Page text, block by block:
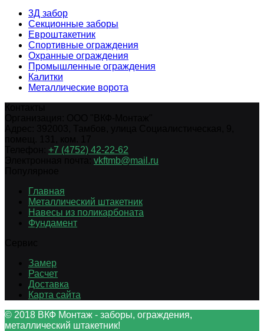
3Д забор
Секционные заборы
Евроштакетник
Спортивные ограждения
Охранные ограждения
Промышленные ограждения
Калитки
Металлические ворота
+7 (4752) 42-22-62
vkftmb@mail.ru
Главная
Металлический штакетник
Навесы из поликарбоната
Фундамент
Замер
Расчет
Доставка
Карта сайта
© 2018 ВКФ Монтаж - заборы, ограждения,
металлический штакетник!